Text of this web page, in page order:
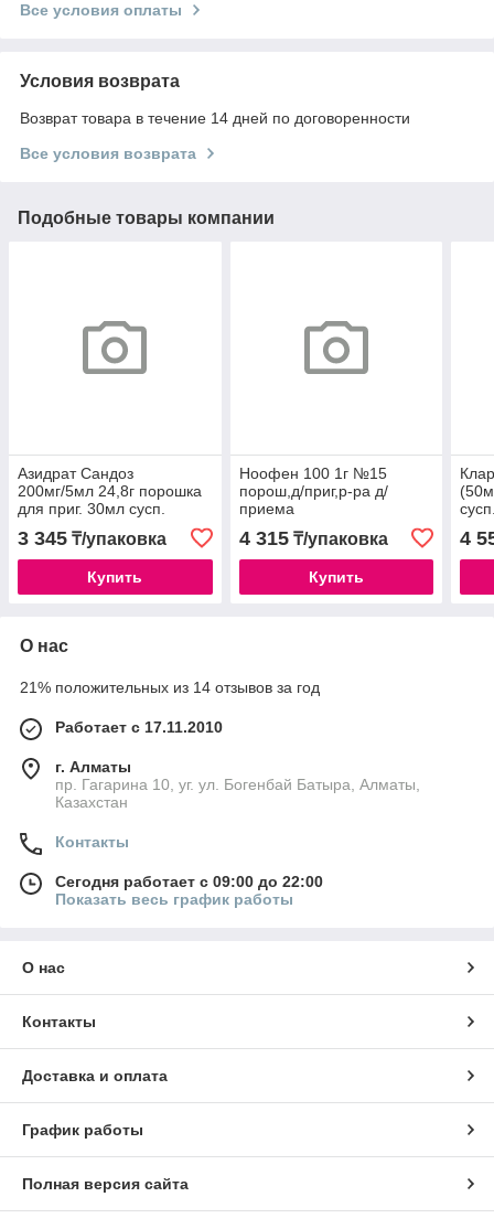
Все условия оплаты
Условия возврата
Возврат товара в течение 14 дней по договоренности
Все условия возврата
Подобные товары компании
Азидрат Сандоз
200мг/5мл 24,8г порошка
для приг. 30мл сусп.
3 345 ₸/упаковка
Купить
Ноофен 100 1г №15
порош,д/приг,р-ра д/
приема
4 315₸/упаковка
Купить
4
О нас
21% положительных из 14 отзывов за год
Работает с 17.11.2010
г. Алматы
пр. Гагарина 10, уг. ул. Богенбай Батыра, Алматы,
Казахстан
Контакты
Сегодня работает с 09:00 до 22:00
Показать весь график работы
О нас
Контакты
Доставка и оплата
График работы
Полная версия сайта